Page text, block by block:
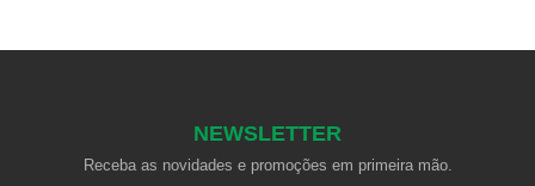
NEWSLETTER
Receba as novidades e promoções em primeira mão.